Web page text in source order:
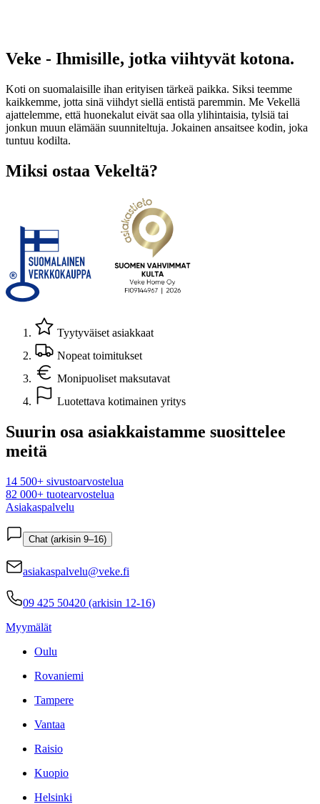
Veke - Ihmisille, jotka viihtyvät kotona.
Koti on suomalaisille ihan erityisen tärkeä paikka. Siksi teemme
kaikkemme, jotta sinä viihdyt siellä entistä paremmin. Me Vekellä
ajattelemme, että huonekalut eivät saa olla ylihintaisia, tylsiä tai
jonkun muun elämään suunniteltuja. Jokainen ansaitsee kodin, joka
tuntuu kodilta.
Miksi ostaa Vekeltä?
Tyytyväiset asiakkaat
Nopeat toimitukset
Monipuoliset maksutavat
Luotettava kotimainen yritys
Suurin osa asiakkaistamme suosittelee
meitä
14 500+ sivustoarvostelua
82 000+ tuotearvostelua
Asiakaspalvelu
Chat (arkisin 9–16)
asiakaspalvelu@veke.fi
09 425 50420 (arkisin 12-16)
Myymälät
Oulu
Rovaniemi
Tampere
Vantaa
Raisio
Kuopio
Helsinki